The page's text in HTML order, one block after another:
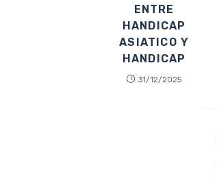
ENTRE
HANDICAP
ASIATICO Y
HANDICAP
31/12/2025